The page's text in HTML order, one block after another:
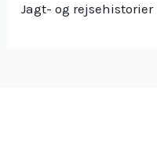
Jagt- og rejsehistorier